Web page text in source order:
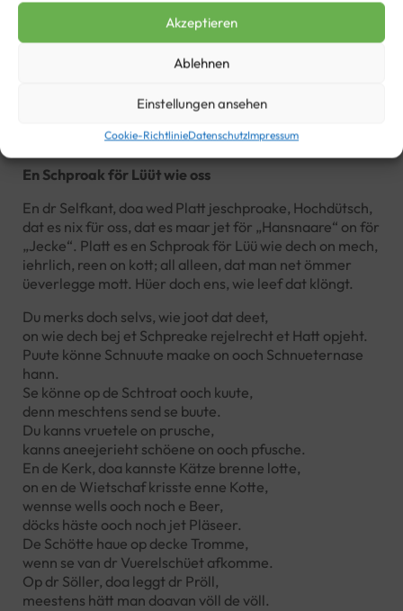
Akzeptieren
Ablehnen
Einstellungen ansehen
Cookie-RichtlinieDatenschutzImpressum
En Schproak för Lüüt wie oss
Eine Sprache für Leute wie wir
Text Mundart
En Schproak för Lüüt wie oss
En dr Selfkant, doa wed Platt jeschproake, Hochdütsch,
dat es nix für oss, dat es maar jet för „Hansnaare“ on för
„Jecke“. Platt es en Schproak för Lüü wie dech on mech,
iehrlich, reen on kott; all alleen, dat man net ömmer
üeverlegge mott. Hüer doch ens, wie leef dat klöngt.
Du merks doch selvs, wie joot dat deet,
on wie dech bej et Schpreake rejelrecht et Hatt opjeht.
Puute könne Schnuute maake on ooch Schnueternase
hann.
Se könne op de Schtroat ooch kuute,
denn meschtens send se buute.
Du kanns vruetele on prusche,
kanns aneejerieht schöene on ooch pfusche.
En de Kerk, doa kannste Kätze brenne lotte,
on en de Wietschaf krisste enne Kotte,
wennse wells ooch noch e Beer,
döcks häste ooch noch jet Pläseer.
De Schötte haue op decke Tromme,
wenn se van dr Vuerelschüet afkomme.
Op dr Söller, doa leggt dr Pröll,
meestens hätt man doavan völl de völl.